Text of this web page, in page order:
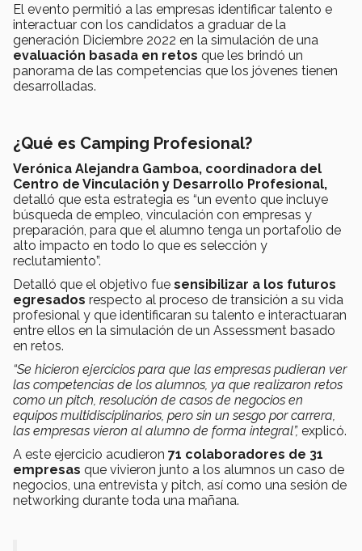
El evento permitió a las empresas identificar talento e
interactuar con los candidatos a graduar de la
generación Diciembre 2022 en la simulación de una
evaluación basada en retos que les brindó un
panorama de las competencias que los jóvenes tienen
desarrolladas.
¿Qué es Camping Profesional?
Verónica Alejandra Gamboa, coordinadora del
Centro de Vinculación y Desarrollo Profesional,
detalló que esta estrategia es “un evento que incluye
búsqueda de empleo, vinculación con empresas y
preparación, para que el alumno tenga un portafolio de
alto impacto en todo lo que es selección y
reclutamiento”.
Detalló que el objetivo fue sensibilizar a los futuros
egresados respecto al proceso de transición a su vida
profesional y que identificaran su talento e interactuaran
entre ellos en la simulación de un Assessment basado
en retos.
“Se hicieron ejercicios para que las empresas pudieran ver
las competencias de los alumnos, ya que realizaron retos
como un pitch, resolución de casos de negocios en
equipos multidisciplinarios, pero sin un sesgo por carrera,
las empresas vieron al alumno de forma integral”, explicó.
A este ejercicio acudieron 71 colaboradores de 31
empresas que vivieron junto a los alumnos un caso de
negocios, una entrevista y pitch, así como una sesión de
networking durante toda una mañana.